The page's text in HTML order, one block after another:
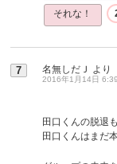
それな！
7 名無しだＪ より
2016年1月14日
田口くんの脱退
田口くんはまだ